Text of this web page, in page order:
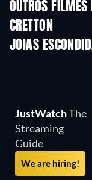
OUTROS
CRETTON
JOIAS
JustWatchThe
Streaming
Guide
We are hiring!